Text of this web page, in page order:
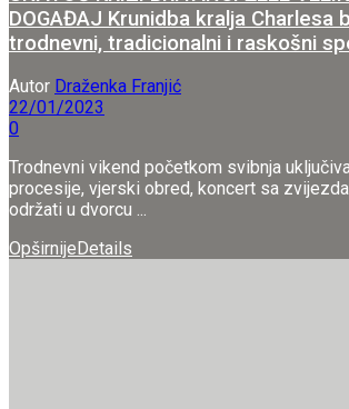
DOGAĐAJ Krunidba kralja Charlesa
trodnevni, tradicionalni i raskošni
Autor Draženka Franjić
22/01/2023
0
Trodnevni vikend početkom svibnja
procesije, vjerski obred, koncert sa
održati u dvorcu ...
Opširnije Details